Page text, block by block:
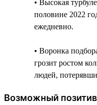
• Высокая
половине 2022
ежедневно.
• Воронка
грозит ростом
людей,
Возможный